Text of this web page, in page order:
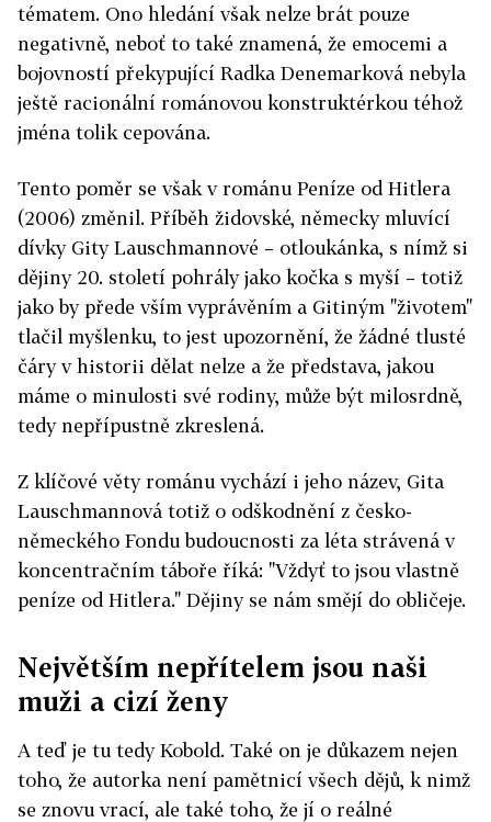
tématem. Ono hledání však nelze brát pouze
negativně, neboť to také znamená, že emocemi a
bojovností překypující Radka Denemarková nebyla
ještě racionální románovou konstruktérkou téhož
jména tolik cepována.
Tento poměr se však v románu Peníze od Hitlera
(2006) změnil. Příběh židovské, německy mluvící
dívky Gity Lauschmannové – otloukánka, s nímž si
dějiny 20. století pohrály jako kočka s myší – totiž
jako by přede vším vyprávěním a Gitiným "životem"
tlačil myšlenku, to jest upozornění, že žádné tlusté
čáry v historii dělat nelze a že představa, jakou
máme o minulosti své rodiny, může být milosrdně,
tedy nepřípustně zkreslená.
Z klíčové věty románu vychází i jeho název, Gita
Lauschmannová totiž o odškodnění z česko-
německého Fondu budoucnosti za léta strávená v
koncentračním táboře říká: "Vždyť to jsou vlastně
peníze od Hitlera." Dějiny se nám smějí do obličeje.
Největším nepřítelem jsou naši
muži a cizí ženy
A teď je tu tedy Kobold. Také on je důkazem nejen
toho, že autorka není pamětnicí všech dějů, k nimž
se znovu vrací, ale také toho, že jí o reálné